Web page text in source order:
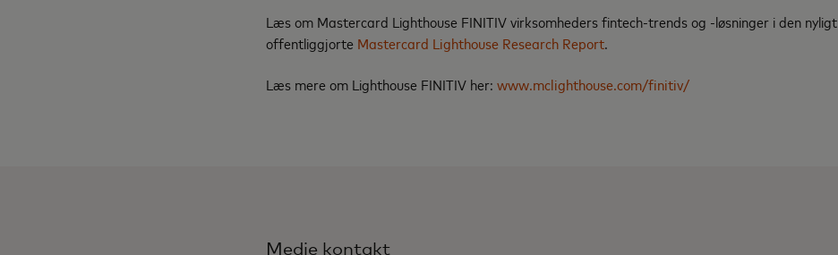
Læs om Mastercard Lighthouse FINITIV virksomheders fintech-trends og -løsninger i den nyligt
offentliggjorte Mastercard Lighthouse Research Report.
Læs mere om Lighthouse FINITIV her: www.mclighthouse.com/finitiv/
Medie kontakt